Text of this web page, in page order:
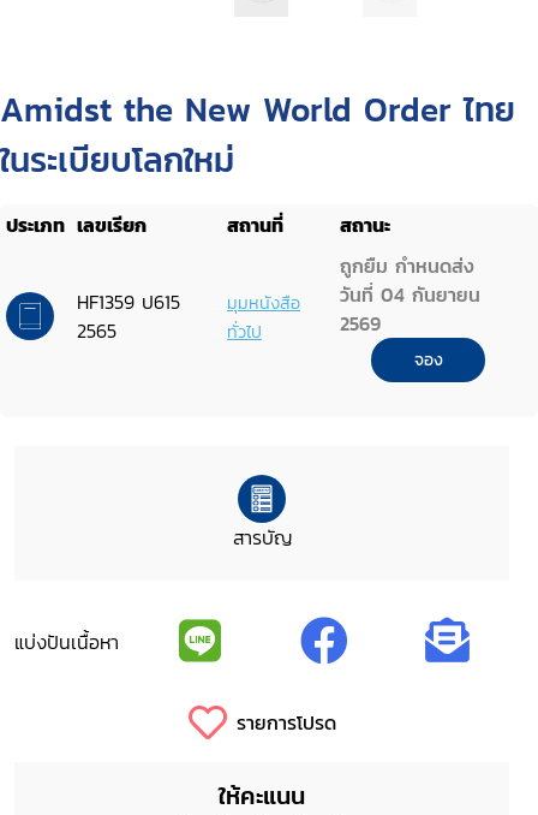
Amidst the New World Order ไทย
ในระเบียบโลกใหม่
ประเภท เลขเรียก สถานที่ สถานะ
HF1359 ป615
2565
มุมหนังสือ
ทั่วไป
ถูกยืม กำหนดส่ง
วันที่ 04 กันยายน
2569
จอง
สารบัญ
แบ่งปันเนื้อหา
รายการโปรด
ให้คะแนน